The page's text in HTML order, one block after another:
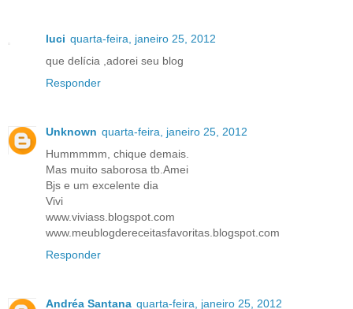
luci quarta-feira, janeiro 25, 2012
que delícia ,adorei seu blog
Responder
Unknown quarta-feira, janeiro 25, 2012
Hummmmm, chique demais.
Mas muito saborosa tb.Amei
Bjs e um excelente dia
Vivi
www.viviass.blogspot.com
www.meublogdereceitasfavoritas.blogspot.com
Responder
Andréa Santana quarta-feira, janeiro 25, 2012